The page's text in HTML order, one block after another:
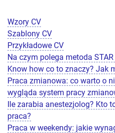
Wzory CV
Szablony CV
Przykładowe CV
Na czym polega metoda
Know how co to znaczy? Jak
Praca zmianowa: co warto o
wygląda system pracy
Ile zarabia anestezjolog? Kto
praca?
Praca w weekendy: jakie